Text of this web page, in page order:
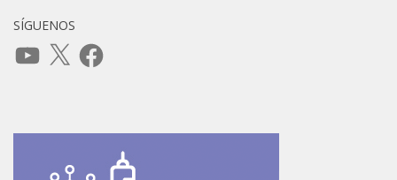
SÍGUENOS
YouTube
X Facebook